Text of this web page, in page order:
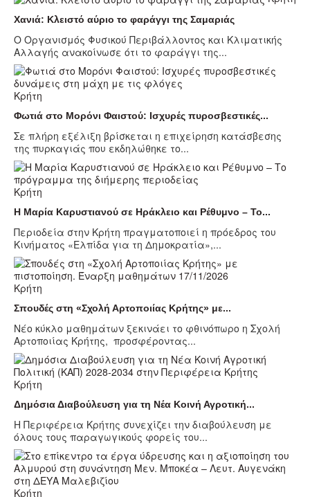
Χανιά: Κλειστό αύριο το φαράγγι της Σαμαριάς
Ο Οργανισμός Φυσικού Περιβάλλοντος και Κλιματικής
Αλλαγής ανακοίνωσε ότι το φαράγγι της...
Κρήτη
Φωτιά στο Μορόνι Φαιστού: Ισχυρές πυροσβεστικές...
Σε πλήρη εξέλιξη βρίσκεται η επιχείρηση κατάσβεσης
της πυρκαγιάς που εκδηλώθηκε το...
Κρήτη
Η Μαρία Καρυστιανού σε Ηράκλειο και Ρέθυμνο – Το...
Περιοδεία στην Κρήτη πραγματοποιεί η πρόεδρος του
Κινήματος «Ελπίδα για τη Δημοκρατία»,...
Κρήτη
Σπουδές στη «Σχολή Αρτοποιίας Κρήτης» με...
Νέο κύκλο μαθημάτων ξεκινάει το φθινόπωρο η Σχολή
Αρτοποιίας Κρήτης, προσφέροντας...
Κρήτη
Δημόσια Διαβούλευση για τη Νέα Κοινή Αγροτική...
Η Περιφέρεια Κρήτης συνεχίζει την διαβούλευση με
όλους τους παραγωγικούς φορείς του...
Κρήτη